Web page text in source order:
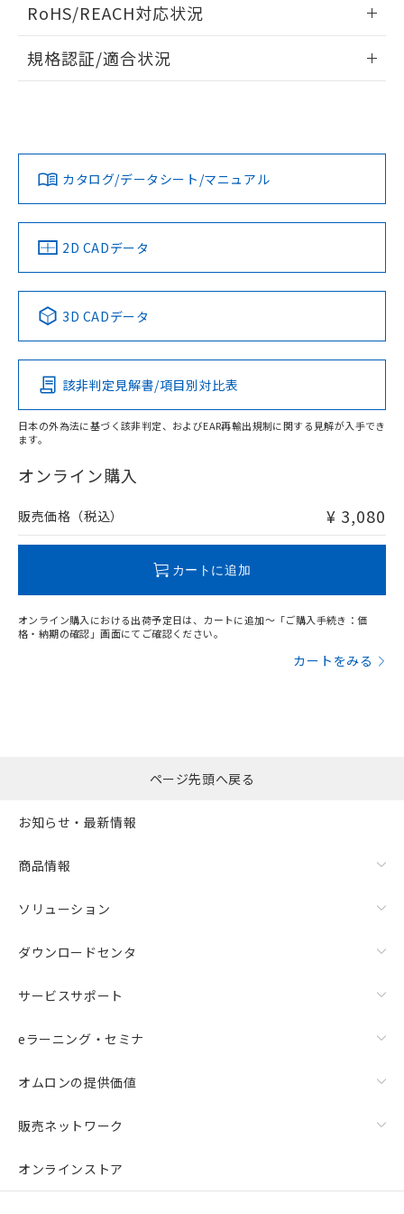
ドすることができます。
ログイン/会員登録
ダウンロードデータをご利用いただく前に、以下を必ずお読
みください。
ソフトウェアの使用条件
RoHS/REACH対応状況
EU RoHS 注意事項・凡例
対応済み
中国 RoHS 注意事項・凡例
Pb Hg Cd Cr(VI)
O
在庫等で未対応品が混在する可能性があります。
問い合わせください。
規格認証/適合状況
カタログ/データシート/マニュアル
2D CADデータ
3D CADデータ
該非判定見解書/項目別対比表
日本の外為法に基づく該非判定、およびEAR再輸出規制に関する見解が入手でき
ます。
オンライン購入
販売価格（税込） ¥ 3,080
カートに追加
オンライン購入における出荷予定日は、カートに追加～「ご購入手続き：価
格・納期の確認」画面にてご確認ください。
カートをみる
ページ先頭へ戻る
お知らせ・最新情報
商品情報
ソリューション
ダウンロードセンタ
サービスサポート
eラーニング・セミナ
オムロンの提供価値
販売ネットワーク
オンラインストア